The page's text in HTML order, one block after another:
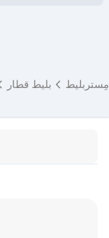
مِستربلیط بلیط قطار